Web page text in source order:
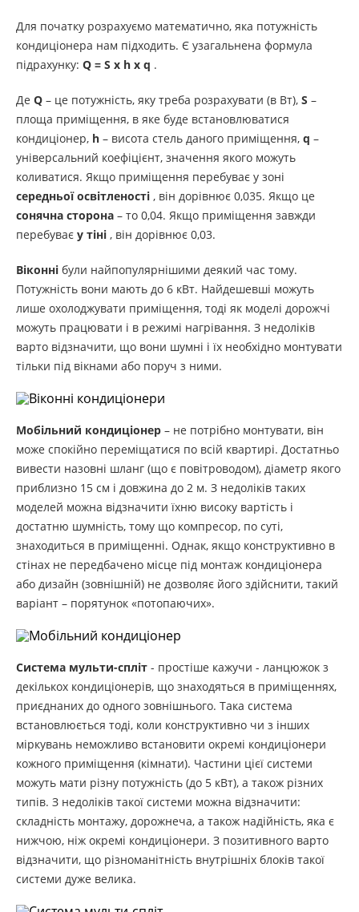
Для початку розрахуємо математично, яка потужність
кондиціонера нам підходить. Є узагальнена формула
підрахунку: Q = S х h х q .
Де Q – це потужність, яку треба розрахувати (в Вт), S –
площа приміщення, в яке буде встановлюватися
кондиціонер, h – висота стель даного приміщення, q –
універсальний коефіцієнт, значення якого можуть
коливатися. Якщо приміщення перебуває у зоні
середньої освітленості , він дорівнює 0,035. Якщо це
сонячна сторона – то 0,04. Якщо приміщення завжди
перебуває у тіні , він дорівнює 0,03.
Віконні були найпопулярнішими деякий час тому.
Потужність вони мають до 6 кВт. Найдешевші можуть
лише охолоджувати приміщення, тоді як моделі дорожчі
можуть працювати і в режимі нагрівання. З недоліків
варто відзначити, що вони шумні і їх необхідно монтувати
тільки під вікнами або поруч з ними.
Мобільний кондиціонер – не потрібно монтувати, він
може спокійно переміщатися по всій квартирі. Достатньо
вивести назовні шланг (що є повітроводом), діаметр якого
приблизно 15 см і довжина до 2 м. З недоліків таких
моделей можна відзначити їхню високу вартість і
достатню шумність, тому що компресор, по суті,
знаходиться в приміщенні. Однак, якщо конструктивно в
стінах не передбачено місце під монтаж кондиціонера
або дизайн (зовнішній) не дозволяє його здійснити, такий
варіант – порятунок «потопаючих».
Система мульти-спліт - простіше кажучи - ланцюжок з
декількох кондиціонерів, що знаходяться в приміщеннях,
приєднаних до одного зовнішнього. Така система
встановлюється тоді, коли конструктивно чи з інших
міркувань неможливо встановити окремі кондиціонери
кожного приміщення (кімнати). Частини цієї системи
можуть мати різну потужність (до 5 кВт), а також різних
типів. З недоліків такої системи можна відзначити:
складність монтажу, дорожнеча, а також надійність, яка є
нижчою, ніж окремі кондиціонери. З позитивного варто
відзначити, що різноманітність внутрішніх блоків такої
системи дуже велика.